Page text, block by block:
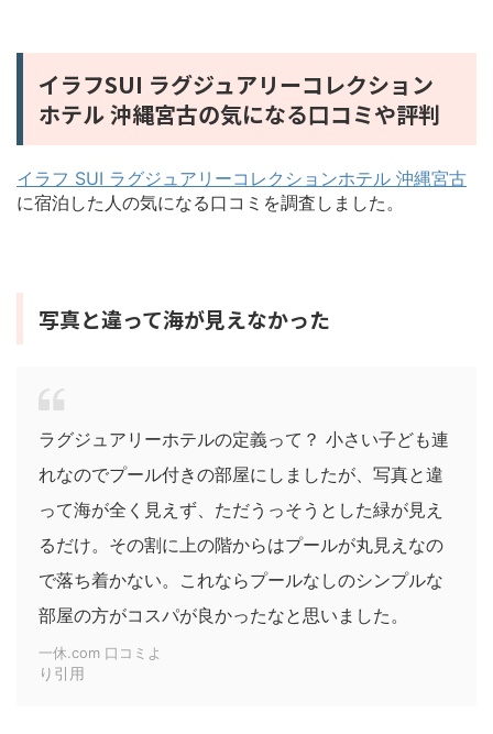
イラフSUI ラグジュアリーコレクション
ホテル 沖縄宮古の気になる口コミや評判
イラフ SUI ラグジュアリーコレクションホテル 沖縄宮古
に宿泊した人の気になる口コミを調査しました。
写真と違って海が見えなかった
ラグジュアリーホテルの定義って？ 小さい子ども連
れなのでプール付きの部屋にしましたが、写真と違
って海が全く見えず、ただうっそうとした緑が見え
るだけ。その割に上の階からはプールが丸見えなの
で落ち着かない。これならプールなしのシンプルな
部屋の方がコスパが良かったなと思いました。
一休.com 口コミよ
り引用